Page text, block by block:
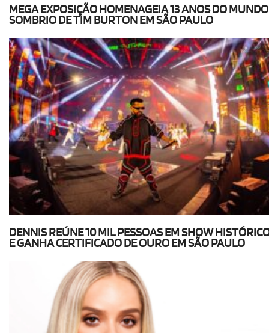
MEGA EXPOSIÇÃO HOMENAGEIA 13 ANOS DO MUNDO
SOMBRIO DE TIM BURTON EM SÃO PAULO
DENNIS REÚNE 10 MIL PESSOAS EM SHOW
E GANHA CERTIFICADO DE OURO EM SÃO PAULO